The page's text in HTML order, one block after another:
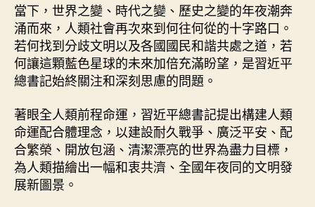
當下，世界之變、時代之變、歷史之變的年夜潮奔
涌而來，人類社會再次來到何往何從的十字路口。
若何找到分歧文明以及各國國民和諧共處之道，若
何讓這顆藍色星球的未來加倍充滿盼望，是習近平
總書記始終關注和深刻思慮的問題。
著眼全人類前程命運，習近平總書記提出構建人類
命運配合體理念，以建設耐久戰爭、廣泛平安、配
合繁榮、開放包涵、清潔漂亮的世界為盡力目標，
為人類描繪出一幅和衷共濟、全國年夜同的文明發
展新圖景。